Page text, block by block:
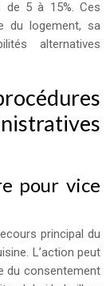
de 5 à 15%. Ces
du logement, sa
alternatives
pour vice
principal du
L’action peut
du consentement